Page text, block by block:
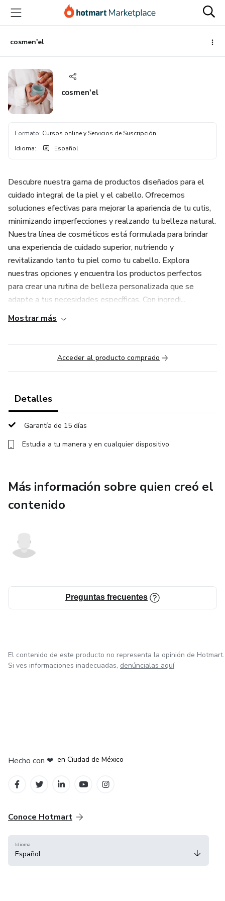
principal
página
de
página
cosmen'el
cosmen'el
Formato: Cursos online y Servicios de Suscripción
Idioma: Español
Descubre nuestra gama de productos diseñados para el
cuidado integral de la piel y el cabello. Ofrecemos
soluciones efectivas para mejorar la apariencia de tu cutis,
minimizando imperfecciones y realzando tu belleza natural.
Nuestra línea de cosméticos está formulada para brindar
una experiencia de cuidado superior, nutriendo y
revitalizando tanto tu piel como tu cabello. Explora
nuestras opciones y encuentra los productos perfectos
para crear una rutina de belleza personalizada que se
adapte a tus necesidades específicas. Con ingredi...
Mostrar más
Acceder al producto comprado
Detalles
Garantía de 15 días
Estudia a tu manera y en cualquier dispositivo
Más información sobre quien creó el
contenido
Preguntas frecuentes
El contenido de este producto no representa la opinión de Hotmart.
Si ves informaciones inadecuadas, denúncialas aquí
Hecho con ❤ en Ciudad de México
Conoce Hotmart
Idioma
Español